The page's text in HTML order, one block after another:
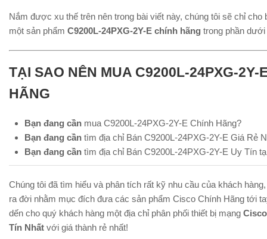
Nắm được xu thế trên nên trong bài viết này, chúng tôi sẽ chỉ cho
một sản phẩm C9200L-24PXG-2Y-E chính hãng trong phần dưới
TẠI SAO NÊN MUA C9200L-24PXG-2Y-
HÃNG
Bạn đang cần mua C9200L-24PXG-2Y-E Chính Hãng?
Bạn đang cần tìm địa chỉ Bán C9200L-24PXG-2Y-E Giá Rẻ
Bạn đang cần tìm địa chỉ Bán C9200L-24PXG-2Y-E Uy Tín
Chúng tôi đã tìm hiểu và phân tích rất kỹ nhu cầu của khách
ra đời nhằm mục đích đưa các sản phẩm Cisco Chính Hãng tới
dến cho quý khách hàng một địa chỉ phân phối thiết bị mạng
Tín Nhất với giá thành rẻ nhất!